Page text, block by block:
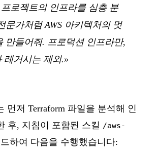
로젝트의 인프라를 심층 분
문가처럼 AWS 아키텍처의 멋
만들어줘. 프로덕션 인프라만,
레거시는 제외.»
먼저 Terraform 파일을 분석해 인
후, 지침이 포함된 스킬 /aws-
하여 다음을 수행했습니다: